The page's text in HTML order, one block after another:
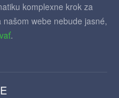
komplexne krok za
webe nebude jasné,
.